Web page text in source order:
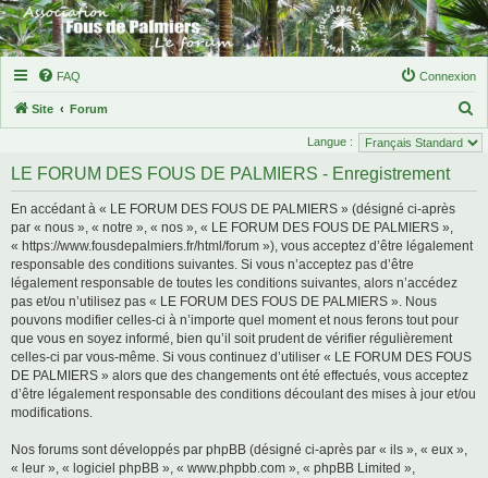
FAQ Connexion
Site Forum
e
Langue :
LE FORUM DES FOUS DE PALMIERS - Enregistrement
En accédant à « LE FORUM DES FOUS DE PALMIERS » (désigné ci-après
par « nous », « notre », « nos », « LE FORUM DES FOUS DE PALMIERS »,
« https://www.fousdepalmiers.fr/html/forum »), vous acceptez d’être légalement
responsable des conditions suivantes. Si vous n’acceptez pas d’être
légalement responsable de toutes les conditions suivantes, alors n’accédez
pas et/ou n’utilisez pas « LE FORUM DES FOUS DE PALMIERS ». Nous
pouvons modifier celles-ci à n’importe quel moment et nous ferons tout pour
que vous en soyez informé, bien qu’il soit prudent de vérifier régulièrement
celles-ci par vous-même. Si vous continuez d’utiliser « LE FORUM DES FOUS
DE PALMIERS » alors que des changements ont été effectués, vous acceptez
d’être légalement responsable des conditions découlant des mises à jour et/ou
modifications.
Nos forums sont développés par phpBB (désigné ci-après par « ils », « eux »,
« leur », « logiciel phpBB », « www.phpbb.com », « phpBB Limited »,